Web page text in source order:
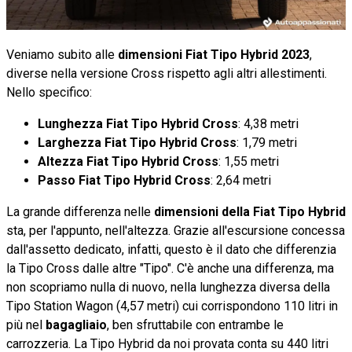
Veniamo subito alle dimensioni Fiat Tipo Hybrid 2023,
diverse nella versione Cross rispetto agli altri allestimenti.
Nello specifico:
Lunghezza Fiat Tipo Hybrid Cross: 4,38 metri
Larghezza Fiat Tipo Hybrid Cross: 1,79 metri
Altezza Fiat Tipo Hybrid Cross: 1,55 metri
Passo Fiat Tipo Hybrid Cross: 2,64 metri
La grande differenza nelle dimensioni della Fiat Tipo Hybrid
sta, per l'appunto, nell'altezza. Grazie all'escursione concessa
dall'assetto dedicato, infatti, questo è il dato che differenzia
la Tipo Cross dalle altre "Tipo". C'è anche una differenza, ma
non scopriamo nulla di nuovo, nella lunghezza diversa della
Tipo Station Wagon (4,57 metri) cui corrispondono 110 litri in
più nel bagagliaio, ben sfruttabile con entrambe le
carrozzeria. La Tipo Hybrid da noi provata conta su 440 litri